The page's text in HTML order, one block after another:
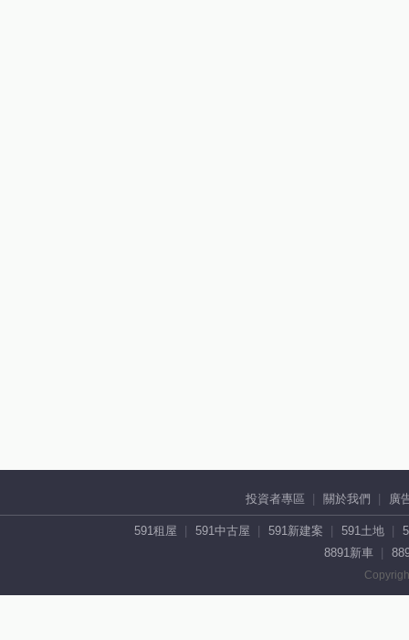
投資者專區 關於我們 廣
591租屋 591中古屋 591新建案 591土地
8891新車